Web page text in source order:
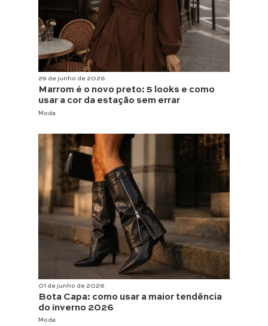
29 de junho de 2026
Marrom é o novo preto: 5 looks e como
usar a cor da estação sem errar
Moda
01 de junho de 2026
Bota Capa: como usar a maior tendência
do inverno 2026
Moda